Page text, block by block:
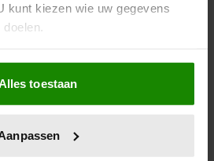
kunt kiezen wie uw gegevens
we ook graag:
over uw geografische
paar meter nauwkeurig kan zijn
eigenschappen (fingerprinting)
toestaan